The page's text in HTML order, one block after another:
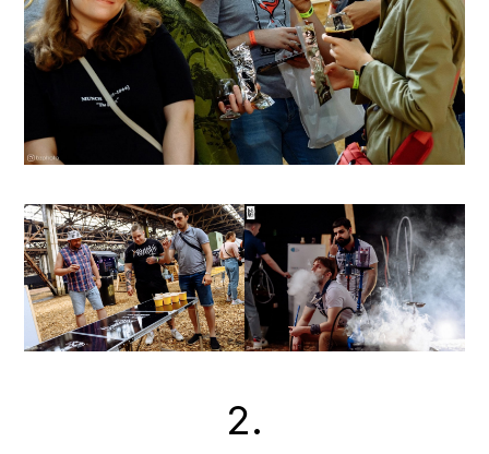
2.